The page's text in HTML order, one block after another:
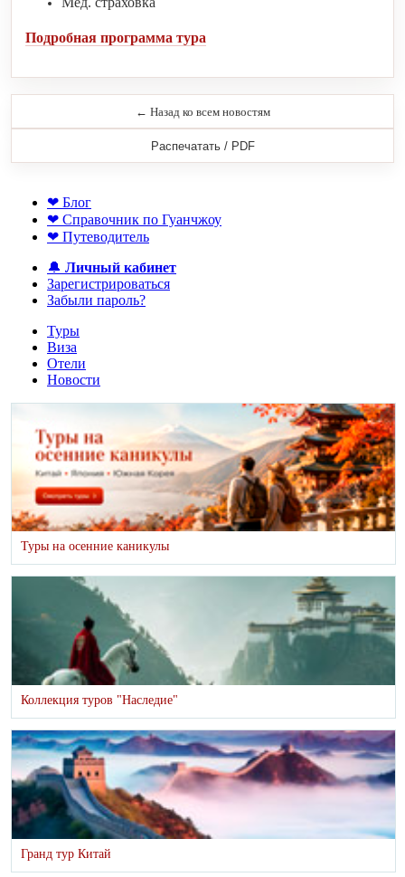
Подробная программа тура
← Назад ко всем новостям
Распечатать / PDF
❤ Блог
❤ Справочник по Гуанчжоу
❤ Путеводитель
🔔 Личный кабинет
Зарегистрироваться
Забыли пароль?
Туры
Виза
Отели
Новости
Туры на осенние каникулы
Коллекция туров "Наследие"
Гранд тур Китай